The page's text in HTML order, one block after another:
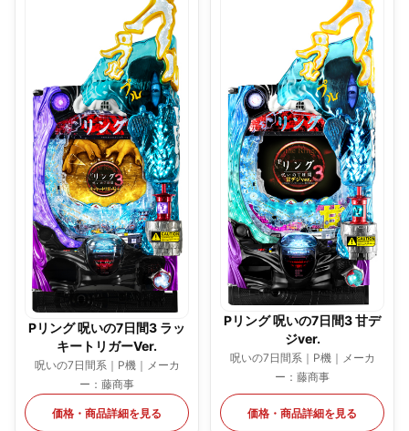
Pリング 呪いの7日間3 ラッ
キートリガーVer.
呪いの7日間系｜P機｜メーカ
ー：藤商事
価格・商品詳細を見る
Pリング 呪いの7日間3 甘デ
ジver.
呪いの7日間系｜P機｜メーカ
ー：藤商事
価格・商品詳細を見る